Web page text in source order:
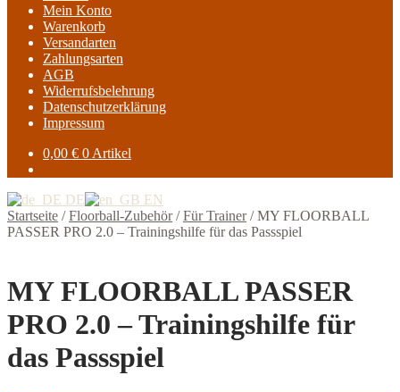
Mein Konto
Warenkorb
Versandarten
Zahlungsarten
AGB
Widerrufsbelehrung
Datenschutzerklärung
Impressum
0,00 € 0 Artikel
DE
EN
Startseite /Floorball-Zubehör/Für Trainer/MY FLOORBALL
PASSER PRO 2.0 – Trainingshilfe für das Passspiel
MY FLOORBALL PASSER
PRO 2.0 – Trainingshilfe für
das Passspiel